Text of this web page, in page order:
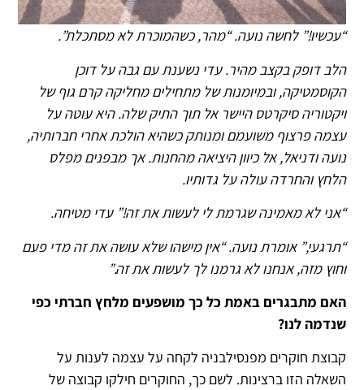
“עכשיו!” לחשה נועה. “מהר, כשהמוכרת לא מסתכלת”.
הלב דופק בקצב מהיר. עדי נשענת עם גבה על דוכן
הקוסמטיקה, ובמיומנות של מתחילים מחליקה קרם גוף של
ויקטוריה סיקרטס היישר אל תוך התיק שלה. היא עוטה על
עצמה פרצוף משועמם ומנותק כשהיא הולכת אחרי חברותיה,
נועה ודניאל, אל כיוון היציאה מהחנות. אך מבפנים מפלס
הלחץ והחרדה עולה על גדותיו.
“אני לא מאמינה שגרמת לי לעשות את זה!” עדי מטיחה.
“תרגעי,” אומרת נועה. “אין מישהו שלא עושה את זה מדי פעם
וחוץ מזה, אנחנו לא גרמנו לך לעשות את זה.”
האם מתבגרים באמת כל כך מושפעים מלחץ חברתי כפי
שנדמה לנו?
קבוצת חוקרים מפנסילבניה לקחה על עצמה לענות על
השאלה הזו ברצינות. לשם כך, החוקרים חילקו קבוצה של